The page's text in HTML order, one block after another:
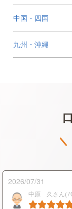
中国・四国
九州・沖縄
2026/07/31
中原 久さん